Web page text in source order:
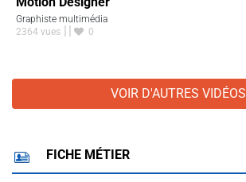
Graphiste multimédia
2364 vues
0
VOIR D'AUTRES VIDÉOS
FICHE MÉTIER